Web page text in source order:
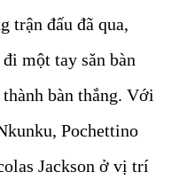
trận đấu đã qua,
một tay săn bàn
bàn thắng. Với
Pochettino
Jackson ở vị trí